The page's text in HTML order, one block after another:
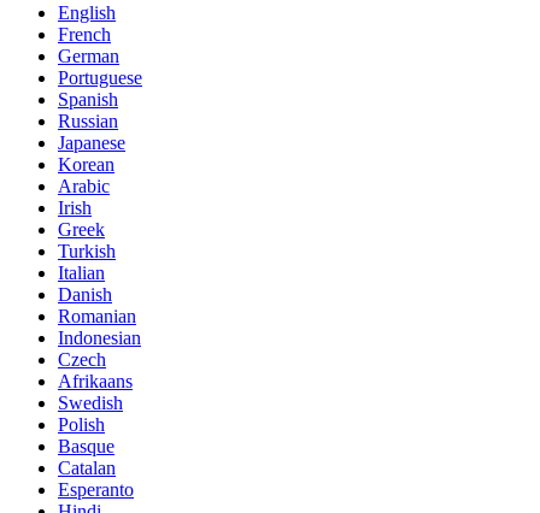
English
French
German
Portuguese
Spanish
Russian
Japanese
Korean
Arabic
Irish
Greek
Turkish
Italian
Danish
Romanian
Indonesian
Czech
Afrikaans
Swedish
Polish
Basque
Catalan
Esperanto